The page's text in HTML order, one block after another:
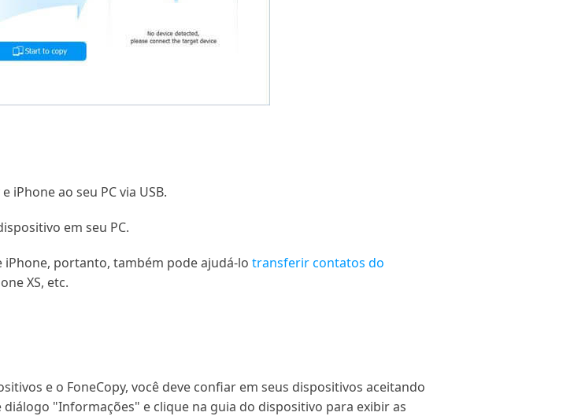
iPhone ao seu PC via USB.
em seu PC.
portanto, também pode ajudá-lo transferir contatos do
XS, etc.
e o FoneCopy, você deve confiar em seus dispositivos aceitando
"Informações" e clique na guia do dispositivo para exibir as